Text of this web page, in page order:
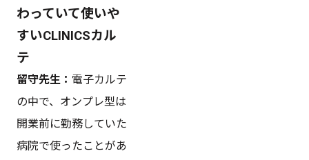
わっていて使いや
すいCLINICSカル
テ
留守先生： 電子カルテ
の中で、オンプレ型は
開業前に勤務していた
病院で使ったことがあ